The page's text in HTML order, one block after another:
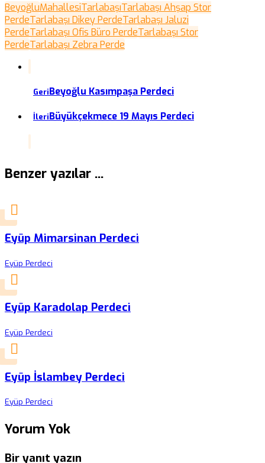
BeyoğluMahallesiTarlabaşıTarlabaşı Ahşap Stor
PerdeTarlabaşı Dikey PerdeTarlabaşı Jaluzi
PerdeTarlabaşı Ofis Büro PerdeTarlabaşı Stor
PerdeTarlabaşı Zebra Perde
GeriBeyoğlu Kasımpaşa Perdeci
İleriBüyükçekmece 19 Mayıs Perdeci
Benzer yazılar ...
Eyüp Mimarsinan Perdeci
Eyüp Perdeci
Eyüp Karadolap Perdeci
Eyüp Perdeci
Eyüp İslambey Perdeci
Eyüp Perdeci
Yorum Yok
Bir yanıt yazın